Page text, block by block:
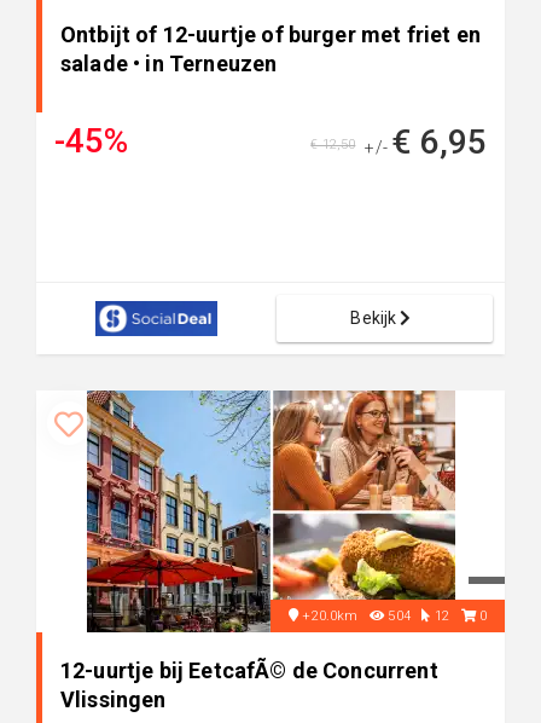
Ontbijt of 12-uurtje of burger met friet en
salade • in Terneuzen
-45% +/- € 6,95
€ 12,50
Bekijk
+20.0km 504 12 0
12-uurtje bij EetcafÃ© de Concurrent
Vlissingen